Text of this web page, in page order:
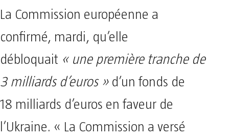
La Commission européenne a
confirmé, mardi, qu’elle
débloquait « une première tranche de
3 milliards d’euros »d’un fonds de
18 milliards d’euros en faveur de
l’Ukraine. « La Commission a versé